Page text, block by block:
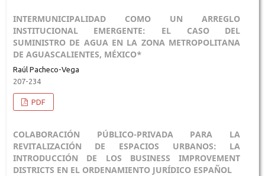
INTERMUNICIPALIDAD COMO UN ARREGLO
INSTITUCIONAL EMERGENTE: EL CASO DEL
SUMINISTRO DE AGUA EN LA ZONA METROPOLITANA
DE AGUASCALIENTES, MÉXICO*
Raúl Pacheco-Vega
207-234
PDF
COLABORACIÓN PÚBLICO-PRIVADA PARA LA
REVITALIZACIÓN DE ESPACIOS URBANOS: LA
INTRODUCCIÓN DE LOS BUSINESS IMPROVEMENT
DISTRICTS EN EL ORDENAMIENTO JURÍDICO ESPAÑOL